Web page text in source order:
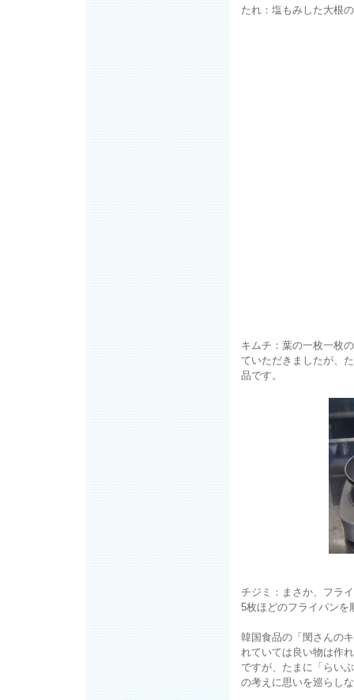
たれ：塩もみした大根
キムチ：葉の一枚一枚
ていただきましたが、
品です。
チジミ：まさか、フラ
5枚ほどのフライパンを
韓国食品の「閔さんの
れていては良い物は作
ですが、たまに「らい
の考えに思いを巡らし